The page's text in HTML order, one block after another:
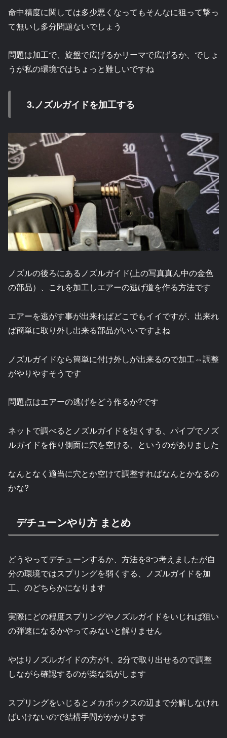
命中精度に関しては多少悪くなってもそんなに狙って撃っ
て無いし多分問題ないでしょう
問題は加工で、旋盤で広げるかリーマで広げるか、でしょ
うが私の環境ではちょっと難しいですね
3.ノズルガイドを加工する
ノズルの後ろにあるノズルガイド(上の写真真ん中の金色
の部品）、これを加工しエアーの逃げ道を作る方法です
エアーを逃がす事が出来ればどこでもイイですが、出来れ
ば簡単に取り外し出来る部品がいいですよね
ノズルガイドなら簡単に付け外しが出来るので加工⇔調整
がやりやすそうです
問題点はエアーの逃げをどう作るか?です
ネットで調べるとノズルガイドを短くする、パイプでノズ
ルガイドを作り側面に穴を空ける、というのがありました
なんとなく適当に穴とか空けて調整すればなんとかなるの
かな?
デチューンやり方 まとめ
どうやってデチューンするか、方法を3つ考えましたが自
分の環境ではスプリングを弱くする、ノズルガイドを加
工、のどちらかになります
実際にどの程度スプリングやノズルガイドをいじれば狙い
の弾速になるかやってみないと解りません
やはりノズルガイドの方が1、2分で取り出せるので調整
しながら確認するのが楽な気がします
スプリングをいじるとメカボックスの辺まで分解しなけれ
ばいけないので結構手間がかかります